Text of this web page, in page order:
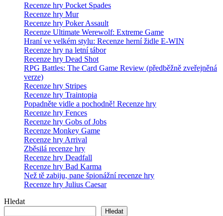
Recenze hry Pocket Spades
Recenze hry Mur
Recenze hry Poker Assault
Recenze Ultimate Werewolf: Extreme Game
Hraní ve velkém stylu: Recenze herní židle E-WIN
Recenze hry na letní tábor
Recenze hry Dead Shot
RPG Battles: The Card Game Review (předběžně zveřejněná
verze)
Recenze hry Stripes
Recenze hry Traintopia
Popadněte vidle a pochodně! Recenze hry
Recenze hry Fences
Recenze hry Gobs of Jobs
Recenze Monkey Game
Recenze hry Arrival
Zběsilá recenze hry
Recenze hry Deadfall
Recenze hry Bad Karma
Než tě zabiju, pane špionážní recenze hry
Recenze hry Julius Caesar
Hledat
Hledat